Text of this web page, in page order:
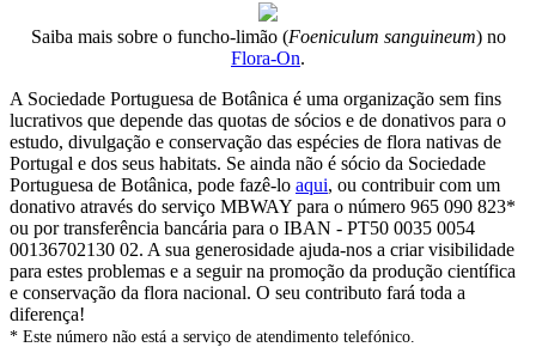
Saiba mais sobre o funcho-limão (Foeniculum sanguineum) no
Flora-On.
A Sociedade Portuguesa de Botânica é uma organização sem fins
lucrativos que depende das quotas de sócios e de donativos para o
estudo, divulgação e conservação das espécies de flora nativas de
Portugal e dos seus habitats. Se ainda não é sócio da Sociedade
Portuguesa de Botânica, pode fazê-lo aqui, ou contribuir com um
donativo através do serviço MBWAY para o número 965 090 823*
ou por transferência bancária para o IBAN - PT50 0035 0054
00136702130 02. A sua generosidade ajuda-nos a criar visibilidade
para estes problemas e a seguir na promoção da produção científica
e conservação da flora nacional. O seu contributo fará toda a
diferença!
* Este número não está a serviço de atendimento telefónico.